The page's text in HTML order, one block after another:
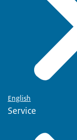
English
Service